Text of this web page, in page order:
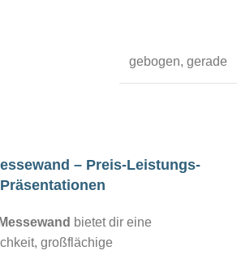
– Preis-Leistungs-
bietet dir eine
großflächige
gebogen, gerade